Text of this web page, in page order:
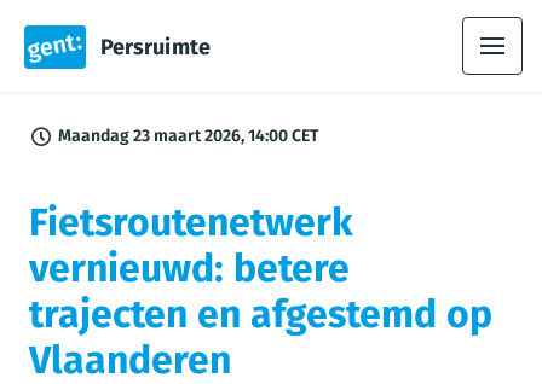
Persruimte
Maandag 23 maart 2026, 14:00 CET
Fietsroutenetwerk
vernieuwd: betere
trajecten en afgestemd op
Vlaanderen